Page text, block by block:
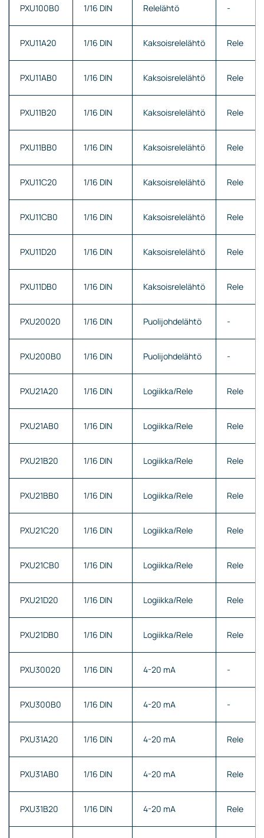
PXU100B0 1/16 DIN Relelähtö -
PXU11A20 1/16 DIN Kaksoisrelelähtö Rele
PXU11AB0 1/16 DIN Kaksoisrelelähtö Rele
PXU11B20 1/16 DIN Kaksoisrelelähtö Rele
PXU11BB0 1/16 DIN Kaksoisrelelähtö Rele
PXU11C20 1/16 DIN Kaksoisrelelähtö Rele
PXU11CB0 1/16 DIN Kaksoisrelelähtö Rele
PXU11D20 1/16 DIN Kaksoisrelelähtö Rele
PXU11DB0 1/16 DIN Kaksoisrelelähtö Rele
PXU20020 1/16 DIN Puolijohdelähtö -
PXU200B0 1/16 DIN Puolijohdelähtö -
PXU21A20 1/16 DIN Logiikka/Rele Rele
PXU21AB0 1/16 DIN Logiikka/Rele Rele
PXU21B20 1/16 DIN Logiikka/Rele Rele
PXU21BB0 1/16 DIN Logiikka/Rele Rele
PXU21C20 1/16 DIN Logiikka/Rele Rele
PXU21CB0 1/16 DIN Logiikka/Rele Rele
PXU21D20 1/16 DIN Logiikka/Rele Rele
PXU21DB0 1/16 DIN Logiikka/Rele Rele
PXU30020 1/16 DIN 4-20 mA -
PXU300B0 1/16 DIN 4-20 mA -
PXU31A20 1/16 DIN 4-20 mA Rele
PXU31AB0 1/16 DIN 4-20 mA Rele
PXU31B20 1/16 DIN 4-20 mA Rele